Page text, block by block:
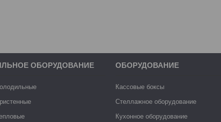
ОБОРУДОВАНИЕ ОБОРУДОВАНИЕ
Кассовые боксы
Стеллажное оборудование
Кухонное оборудование